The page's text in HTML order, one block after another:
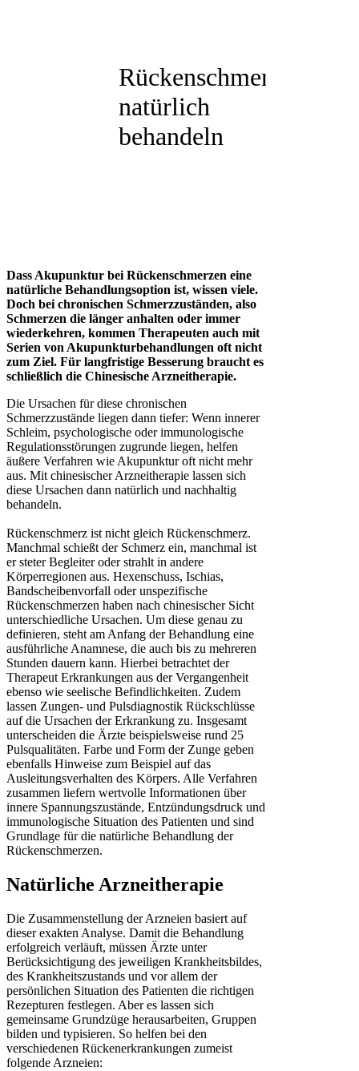
Rückenschmerzen
natürlich
behandeln
Dass Akupunktur bei Rückenschmerzen eine
natürliche Behandlungsoption ist, wissen viele.
Doch bei chronischen Schmerzzuständen, also
Schmerzen die länger anhalten oder immer
wiederkehren, kommen Therapeuten auch mit
Serien von Akupunkturbehandlungen oft nicht
zum Ziel. Für langfristige Besserung braucht es
schließlich die Chinesische Arzneitherapie.
Die Ursachen für diese chronischen
Schmerzzustände liegen dann tiefer: Wenn innerer
Schleim, psychologische oder immunologische
Regulationsstörungen zugrunde liegen, helfen
äußere Verfahren wie Akupunktur oft nicht mehr
aus. Mit chinesischer Arzneitherapie lassen sich
diese Ursachen dann natürlich und nachhaltig
behandeln.
Rückenschmerz ist nicht gleich Rückenschmerz.
Manchmal schießt der Schmerz ein, manchmal ist
er steter Begleiter oder strahlt in andere
Körperregionen aus. Hexenschuss, Ischias,
Bandscheibenvorfall oder unspezifische
Rückenschmerzen haben nach chinesischer Sicht
unterschiedliche Ursachen. Um diese genau zu
definieren, steht am Anfang der Behandlung eine
ausführliche Anamnese, die auch bis zu mehreren
Stunden dauern kann. Hierbei betrachtet der
Therapeut Erkrankungen aus der Vergangenheit
ebenso wie seelische Befindlichkeiten. Zudem
lassen Zungen- und Pulsdiagnostik Rückschlüsse
auf die Ursachen der Erkrankung zu. Insgesamt
unterscheiden die Ärzte beispielsweise rund 25
Pulsqualitäten. Farbe und Form der Zunge geben
ebenfalls Hinweise zum Beispiel auf das
Ausleitungsverhalten des Körpers. Alle Verfahren
zusammen liefern wertvolle Informationen über
innere Spannungszustände, Entzündungsdruck und
immunologische Situation des Patienten und sind
Grundlage für die natürliche Behandlung der
Rückenschmerzen.
Natürliche Arzneitherapie
Die Zusammenstellung der Arzneien basiert auf
dieser exakten Analyse. Damit die Behandlung
erfolgreich verläuft, müssen Ärzte unter
Berücksichtigung des jeweiligen Krankheitsbildes,
des Krankheitszustands und vor allem der
persönlichen Situation des Patienten die richtigen
Rezepturen festlegen. Aber es lassen sich
gemeinsame Grundzüge herausarbeiten, Gruppen
bilden und typisieren. So helfen bei den
verschiedenen Rückenerkrankungen zumeist
folgende Arzneien: